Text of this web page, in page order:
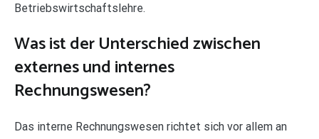
Betriebswirtschaftslehre.
Was ist der Unterschied zwischen
externes und internes
Rechnungswesen?
Das interne Rechnungswesen richtet sich vor allem an